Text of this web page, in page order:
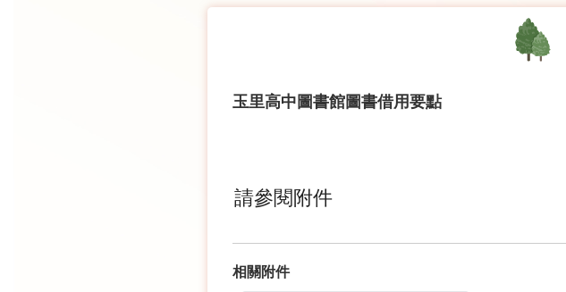
玉里高中圖書館圖書借用要點
請參閱附件
相關附件